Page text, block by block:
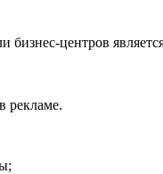
центров
рекламе.